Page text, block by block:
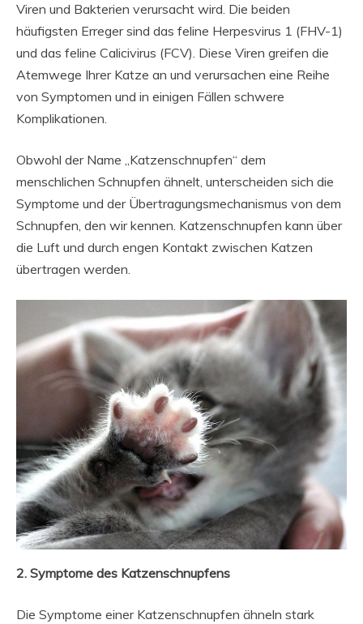
Viren und Bakterien verursacht wird. Die beiden
häufigsten Erreger sind das feline Herpesvirus 1 (FHV-1)
und das feline Calicivirus (FCV). Diese Viren greifen die
Atemwege Ihrer Katze an und verursachen eine Reihe
von Symptomen und in einigen Fällen schwere
Komplikationen.
Obwohl der Name „Katzenschnupfen“ dem
menschlichen Schnupfen ähnelt, unterscheiden sich die
Symptome und der Übertragungsmechanismus von dem
Schnupfen, den wir kennen. Katzenschnupfen kann über
die Luft und durch engen Kontakt zwischen Katzen
übertragen werden.
2. Symptome des Katzenschnupfens
Die Symptome einer Katzenschnupfen ähneln stark